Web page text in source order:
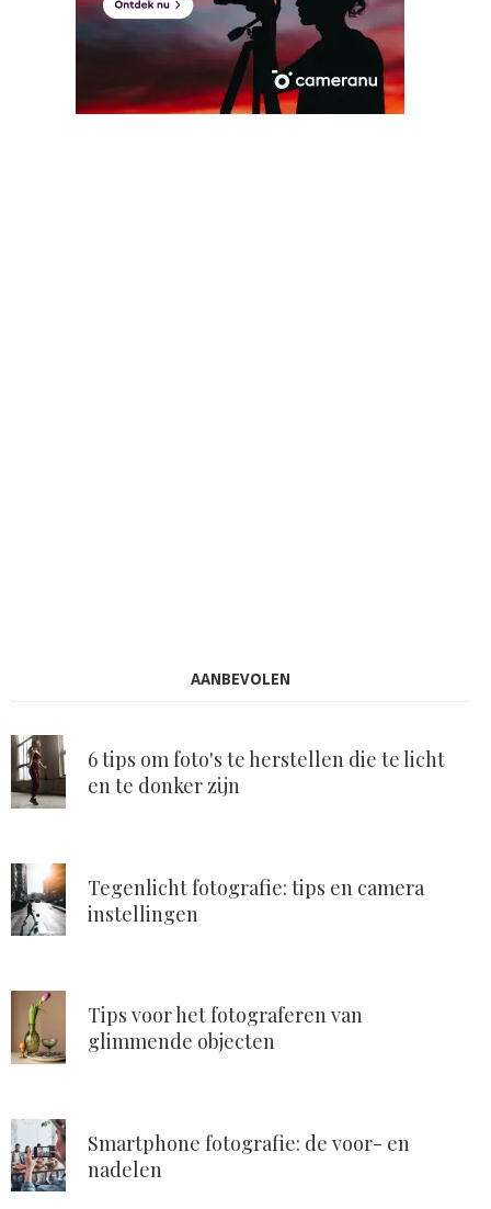
AANBEVOLEN
6 tips om foto's te herstellen die te licht
en te donker zijn
Tegenlicht fotografie: tips en camera
instellingen
Tips voor het fotograferen van
glimmende objecten
Smartphone fotografie: de voor- en
nadelen